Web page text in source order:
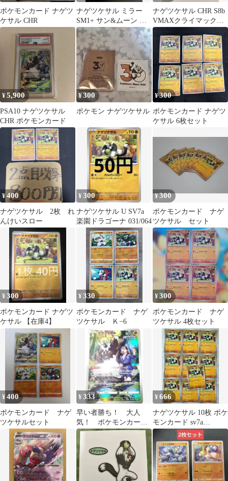
ポケモンカード ナゲツ
ケサル CHR
ナゲツケサル ミラー
SM1+ サン&ムーン な
げつける チームプレイ
ナゲツケサル CHR S8b
VMAXクライマックス
203/184
¥5,900
PSA10 ナゲツケサル
CHR ポケモンカード
¥300
ポケモン ナゲツケサル
¥300
ポケモンカード ナゲツ
ケサル 6枚セット
¥400
ナゲツケサル 2枚 れ
んけいスロー
¥300
ナゲツケサル U SV7a
楽園ドラゴーナ 031/064
¥300
ポケモンカード ナゲ
ツケサル セット
¥300
ポケモンカード ナゲツ
ケサル 【在庫4】
¥330
ポケモンカード ナゲ
ツケサル Ｋ−6
¥300
ポケモンカード ナゲ
ツケサル 4枚セット
¥400
ポケモンカード ナゲ
ツケサルセット
¥333
早い者勝ち！ 大人
気！ ポケモンカー
ド ナゲツケサル
(S8b) CHR ホイル
¥666
ナゲツケサル 10枚 ポケ
モンカード sv7a
031/064